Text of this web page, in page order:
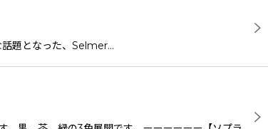
題となった、Selmer…